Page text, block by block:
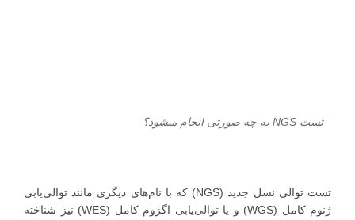
تست NGS به چه صورتی انجام میشود؟
تست توالی نسل جدید (NGS) که با نام‌های دیگری مانند توالی‌یابی
ژنوم کامل (WGS) و یا توالی‌یابی اگزوم کامل (WES) نیز شناخته